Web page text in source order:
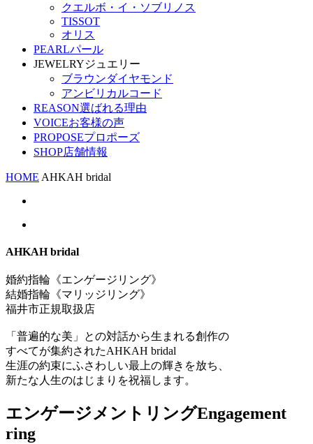
クエルボ・イ・ソブリノス
TISSOT
オリス
PEARLパール
JEWELRYジュエリー
ブラウンダイヤモンド
アンビリカルコード
REASON選ばれる理由
VOICEお客様の声
PROPOSEプロポーズ
SHOP店舗情報
HOME AHKAH bridal
AHKAH bridal
婚約指輪《エンゲージリング》
結婚指輪《マリッジリング》
福井市正規取扱店
「普遍的な美」との対話から生まれる創作の
すべてが集約されたAHKAH bridal
生涯の約束にふさわしい最上の輝きを放ち、
新たな人生のはじまりを祝福します。
エンゲージメントリングEngagement
ring